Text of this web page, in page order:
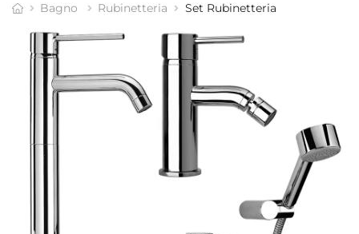
Bagno Rubinetteria Set Rubinetteria